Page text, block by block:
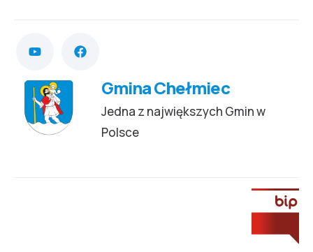
Gmina Chełmiec
Jedna z największych Gmin w
Polsce